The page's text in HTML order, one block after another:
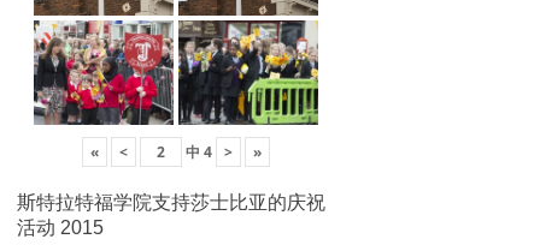
« < 中 4 > »
斯特拉特福学院支持莎士比亚的庆祝
活动 2015